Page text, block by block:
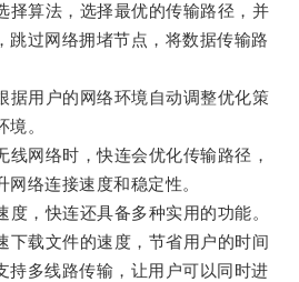
算法，选择最优的传输路径，并
跳过网络拥堵节点，将数据传输路
用户的网络环境自动调整优化策
。
网络时，快连会优化传输路径，
络连接速度和稳定性。
，快连还具备多种实用的功能。
载文件的速度，节省用户的时间
持多线路传输，让用户可以同时进